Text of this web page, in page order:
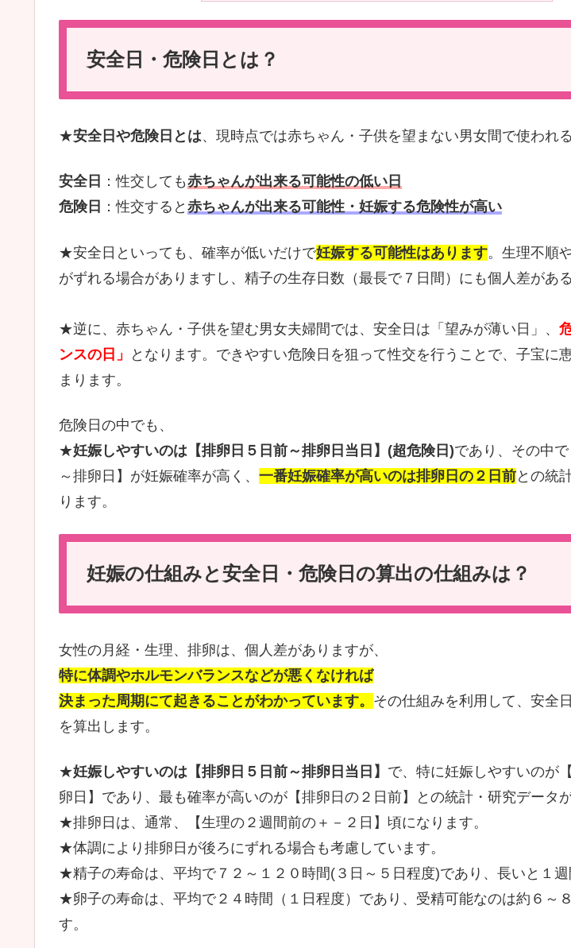
安全日・危険日とは？
★安全日や危険日とは、現時点では赤ちゃん・子供を望まない男女間で使われ
安全日 ：性交しても赤ちゃんが出来る可能性の低い日
危険日 ：性交すると 赤ちゃんが出来る可能性・妊娠する危険性が高い
★安全日といっても、確率が低いだけで妊娠する可能性はあります。生理不順
がずれる場合がありますし、精子の生存日数（最長で７日間）にも個人差がある
★逆に、赤ちゃん・子供を望む男女夫婦間では、安全日は「望みが薄い日」、
ンスの日」
となります。できやすい危険日を狙って性交を行うことで、子宝に
まります。
危険日の中でも、
★妊娠しやすいのは【排卵日５日前～排卵日当日】(超危険日)であり、その中
～排卵日】が妊娠確率が高く、 一番妊娠確率が高いのは排卵日の２日前との統
ります。
妊娠の仕組みと安全日・危険日の算出の仕組みは？
女性の月経・生理、排卵は、個人差がありますが、
特に体調やホルモンバランスなどが悪くなければ
決まった周期にて起きることがわかっています。 その仕組みを利用して、安全
を算出します。
★妊娠しやすいのは【排卵日５日前～排卵日当日】 で、特に妊娠しやすいのが
卵日】であり、最も確率が高いのが【排卵日の２日前】との統計・研究データが
★排卵日は、通常、【生理の２週間前の＋－２日】頃になります。
★体調により排卵日が後ろにずれる場合も考慮しています。
★精子の寿命は、平均で７２～１２０時間(３日～５日程度)であり、長いと１週
★卵子の寿命は、平均で２４時間（１日程度）であり、受精可能なのは約６～
す。